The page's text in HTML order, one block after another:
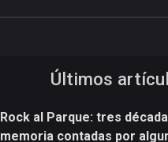
Últimos
Rock al Parque: tres
memoria contadas por